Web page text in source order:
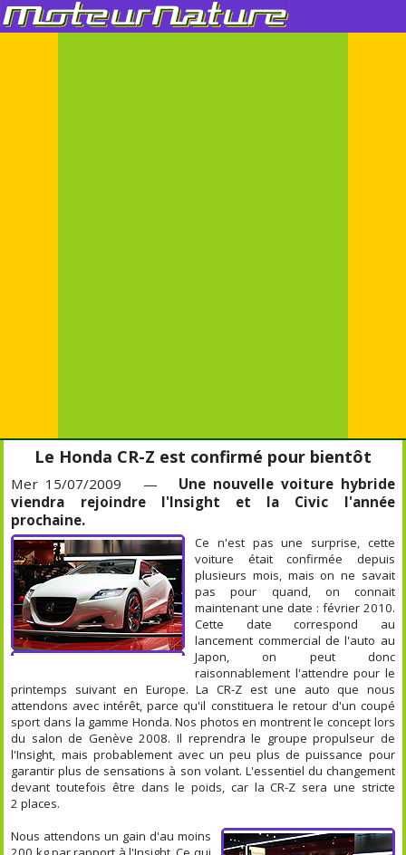
Le Honda CR-Z est confirmé pour bientôt
Mer 15/07/2009 — Une nouvelle voiture hybride
viendra rejoindre l'Insight et la Civic l'année
prochaine.
Ce n'est pas une surprise, cette
voiture était confirmée depuis
plusieurs mois, mais on ne savait
pas pour quand, on connait
maintenant une date : février 2010.
Cette date correspond au
lancement commercial de l'auto au
Japon, on peut donc
raisonnablement l'attendre pour le
printemps suivant en Europe. La CR-Z est une auto que nous
attendons avec intérêt, parce qu'il constituera le retour d'un coupé
sport dans la gamme Honda. Nos photos en montrent le concept lors
du salon de Genève 2008. Il reprendra le groupe propulseur de
l'Insight, mais probablement avec un peu plus de puissance pour
garantir plus de sensations à son volant. L'essentiel du changement
devant toutefois être dans le poids, car la CR-Z sera une stricte
2 places.
Nous attendons un gain d'au moins